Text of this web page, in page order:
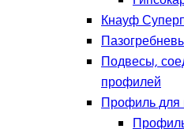
Кнауф
Подвесы,
профилей
Профиль для